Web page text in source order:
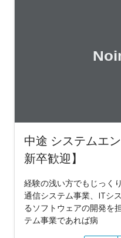
中途 システムエ
新卒歓迎】
経験の浅い方でもじっく
通信システム事業、ITシ
るソフトウェアの開発を
テム事業であれば病